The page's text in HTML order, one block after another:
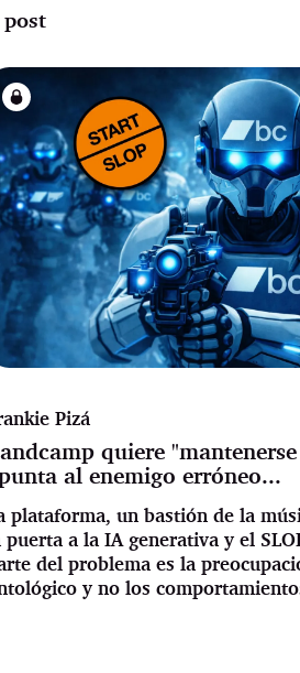
post
Pizá
quiere
al enemigo erróneo...
plataforma, un bastión de la
puerta a la IA generativa y el
del problema es la
y no los